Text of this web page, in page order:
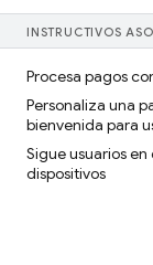
INSTRUCTIVOS
Procesa pagos
Personaliza una
bienvenida para
Sigue usuarios
dispositivos